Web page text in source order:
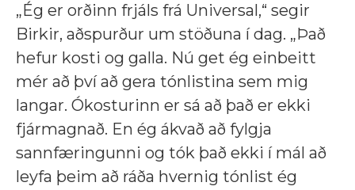
„Ég er orðinn frjáls frá Universal,“ segir
Birkir, aðspurður um stöðuna í dag. „Það
hefur kosti og galla. Nú get ég einbeitt
mér að því að gera tónlistina sem mig
langar. Ókosturinn er sá að það er ekki
fjármagnað. En ég ákvað að fylgja
sannfæringunni og tók það ekki í mál að
leyfa þeim að ráða hvernig tónlist ég